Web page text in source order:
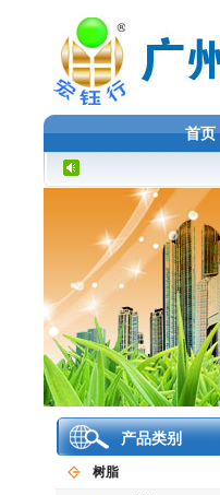
首页
产品类别
树脂